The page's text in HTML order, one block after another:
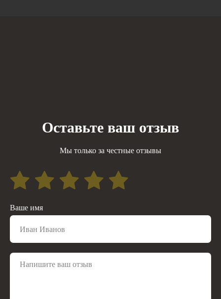
Оставьте ваш отзыв
Мы только за честные отзывы
Ваше имя